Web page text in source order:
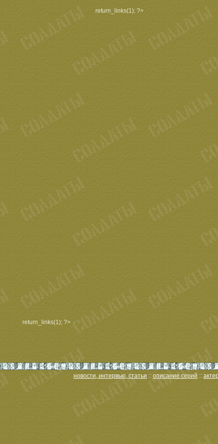
return_links(1); ?>
return_links(1); ?>
новости, интервью, статьи :: описание серий ::